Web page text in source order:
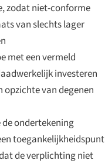
zodat niet-conforme
van slechts lager
met een vermeld
investeren
van degenen
ondertekening
toegankelijkheidspunt
de verplichting niet